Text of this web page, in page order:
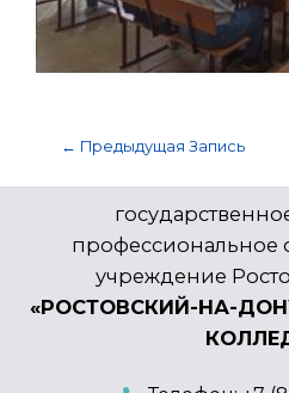
← Предыдущая Запись
профессиональное
учреждение
«РОСТОВСКИЙ-НА-